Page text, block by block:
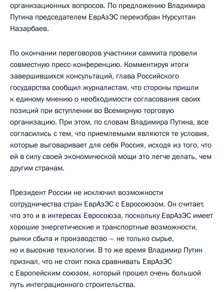
организационных вопросов. По предложению Владимира
Путина председателем ЕврАзЭС переизбран Нурсултан
Назарбаев.
По окончании переговоров участники саммита провели
совместную пресс-конференцию. Комментируя итоги
завершившихся консультаций, глава Российского
государства сообщил журналистам, что стороны пришли
к единому мнению о необходимости согласования своих
позиций при вступлении во Всемирную торговую
организацию. При этом, по словам Владимира Путина, все
согласились с тем, что приемлемыми являются те условия,
которые выговаривает для себя Россия, исходя из того, что
ей в силу своей экономической мощи это легче делать, чем
другим странам.
Президент России не исключил возможности
сотрудничества стран ЕврАзЭС с Евросоюзом. Он считает,
что это и в интересах Евросоюза, поскольку ЕврАзЭС имеет
хорошие энергетические и транспортные возможности,
рынки сбыта и производство – не только сырье,
но и высокие технологии. В то же время Владимир Путин
признал, что не стоит пока сравнивать ЕврАзЭС
с Европейским союзом, который прошел очень большой
путь интеграционного строительства.